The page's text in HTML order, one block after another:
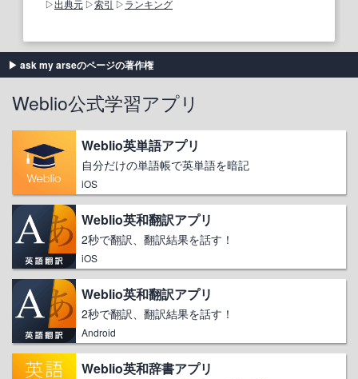
出典元 索引 ランキング
ask my arseのページの著作権
Weblio公式学習アプリ
Weblio英単語アプリ
自分だけの単語帳で英単語を暗記
iOS
Weblio英和翻訳アプリ
2秒で翻訳、翻訳結果を話す！
iOS
Weblio英和翻訳アプリ
2秒で翻訳、翻訳結果を話す！
Android
Weblio英和辞書アプリ